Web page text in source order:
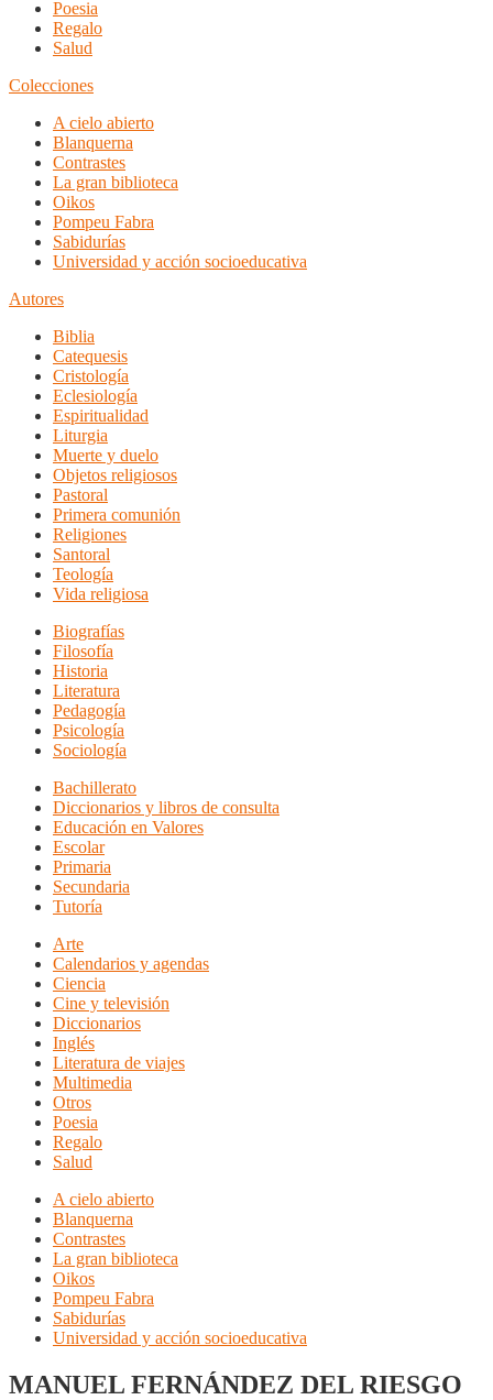
Poesia
Regalo
Salud
Colecciones
A cielo abierto
Blanquerna
Contrastes
La gran biblioteca
Oikos
Pompeu Fabra
Sabidurías
Universidad y acción socioeducativa
Autores
Biblia
Catequesis
Cristología
Eclesiología
Espiritualidad
Liturgia
Muerte y duelo
Objetos religiosos
Pastoral
Primera comunión
Religiones
Santoral
Teología
Vida religiosa
Biografías
Filosofía
Historia
Literatura
Pedagogía
Psicología
Sociología
Bachillerato
Diccionarios y libros de consulta
Educación en Valores
Escolar
Primaria
Secundaria
Tutoría
Arte
Calendarios y agendas
Ciencia
Cine y televisión
Diccionarios
Inglés
Literatura de viajes
Multimedia
Otros
Poesia
Regalo
Salud
A cielo abierto
Blanquerna
Contrastes
La gran biblioteca
Oikos
Pompeu Fabra
Sabidurías
Universidad y acción socioeducativa
MANUEL FERNÁNDEZ DEL RIESGO